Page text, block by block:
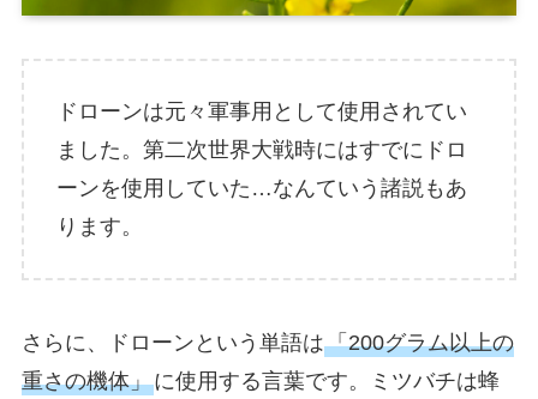
ドローンは元々軍事用として使用されてい
ました。第二次世界大戦時にはすでにドロ
ーンを使用していた…なんていう諸説もあ
ります。
さらに、ドローンという単語は「200グラム以上の
重さの機体」に使用する言葉です。ミツバチは蜂